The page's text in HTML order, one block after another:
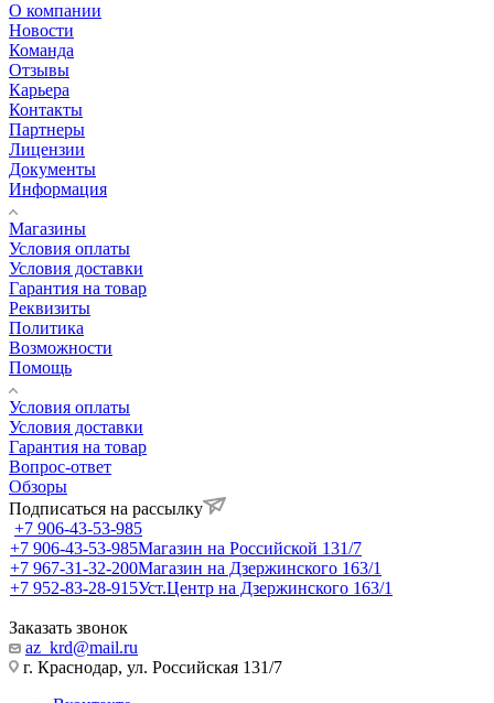
О компании
Новости
Команда
Отзывы
Карьера
Контакты
Партнеры
Лицензии
Документы
Информация
Магазины
Условия оплаты
Условия доставки
Гарантия на товар
Реквизиты
Политика
Возможности
Помощь
Условия оплаты
Условия доставки
Гарантия на товар
Вопрос-ответ
Обзоры
Подписаться на рассылку
+7 906-43-53-985
+7 906-43-53-985Магазин на Российской 131/7
+7 967-31-32-200Магазин на Дзержинского 163/1
+7 952-83-28-915Уст.Центр на Дзержинского 163/1
Заказать звонок
az_krd@mail.ru
г. Краснодар, ул. Российская 131/7